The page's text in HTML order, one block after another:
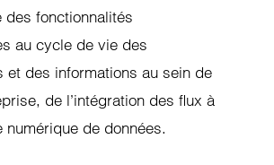
des fonctionnalités
au cycle de vie des
et des informations au sein de
de l’intégration des flux à
numérique de données.